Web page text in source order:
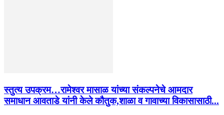
स्तुत्य उपक्रम…रामेश्वर मासाळ यांच्या संकल्पनेचे आमदार
समाधान आवताडे यांनी केले कौतुक,शाळा व गावाच्या विकासासाठी...